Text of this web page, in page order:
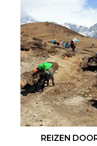
REIZEN